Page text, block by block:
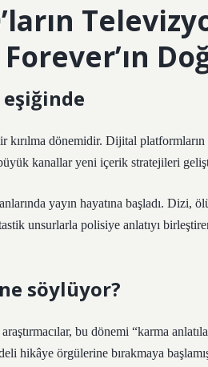
eşiğinde
kırılma dönemidir. Dijital platformların
kanallar yeni içerik stratejileri
yayın hayatına başladı. Dizi,
unsurlarla polisiye anlatıyı
söylüyor?
bu dönemi “karma
hikâye örgülerine bırakmaya